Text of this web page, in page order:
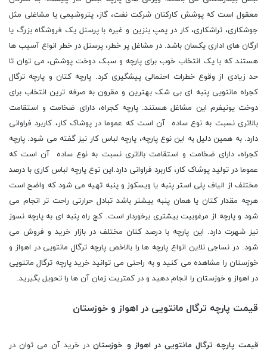
معقول است که پوشش کارکنان شرکت نفت، گاز، پتروشیمی یا مشاغلی مثل
جوشکاری، تراشکاری، کار در پمپ بنزین و غیره با پرسنل یک فروشگاه بزرگ یا
ارگان های اداری یکسان باشد. در مشاغل پر خطر، پرسنل در خطر انواع آسیب ها
هستند که با یک انتخاب خوب برای پارچه و سبک دوخت پوشش، می توان تا
حد زیادی از وقوع خطرات احتمالی پیشگیری کرد. پارچه کتان و پارچه ترگال
کجراه مانتویی پنبه ای بی شک بهترین و مقرون به صرفه ترین انتخاب برای
دوخت یونیفرم این مشاغل هستند. پارچه کجراه، دارای ضخامت و استقامت
بالاتری نسبت به نوع ساده آن است که عموما در پوشاک کار، کاربرد فراوانی
دارد. به همین دلیل به این نوع پارچه، پارچه لباس کار نیز گفته می شود. پارچه
کجراه، دارای ضخامت و استقامت بالاتری نسبت به نوع ساده آن است که
عموما در تولید پوشاک کار، کاربرد فراوانی دارد.این نوع پارچه لباس کارى با درصد
مختلف از الیاف پلی استر پنبه یا ویسکوز و پنبه تهیه می شود که واضح است
هرچه مقدار کتان یا همان پنبه بیشتر باشد تبادل حرارتی راحت تر انجام می
شود و پارچه از مرغوبیت بیشتری برخوردار است. کج راه پنبه ای به پارچه نسوز
نیز شهرت دارد. این پارچه با درصد کتان مختلف در بازار خرید و فروش می
شود. در نساجی نلاین انواع پارچه ها را بالاخص پارچه ترگال مانتویی در اهواز و
خوزستان را مشاهده می کنید و به راحتی می توانید خرید پارچه ترگال مانتویی
در اهواز و خوزستان را انجام دهید و در کمتریت زمان آن ها را تحویل بگیرید.
قیمت پارچه ترگال مانتویی در اهواز و خوزستان
قیمت پارچه ترگال مانتویی در اهواز و خوزستان در خرید آن می توان در